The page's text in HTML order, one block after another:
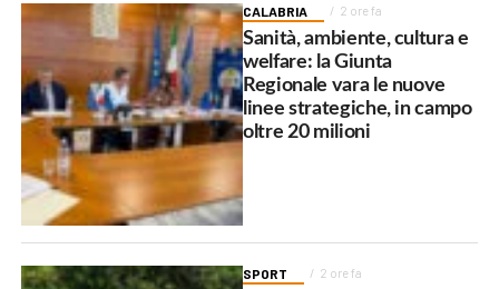
CALABRIA 2 ore fa
Sanità, ambiente, cultura e
welfare: la Giunta
Regionale vara le nuove
linee strategiche, in campo
oltre 20 milioni
SPORT 2 ore fa